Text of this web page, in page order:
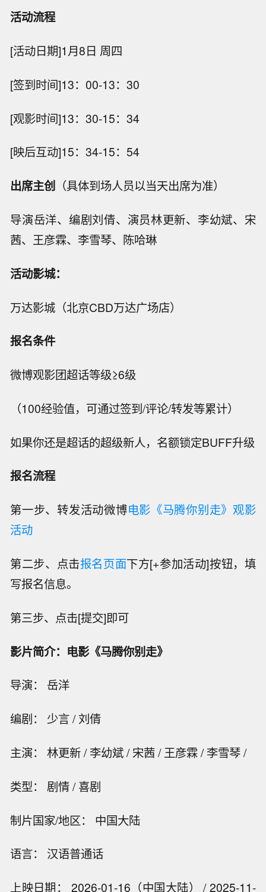
活动流程
[活动日期]1月8日 周四
[签到时间]13：00-13：30
[观影时间]13：30-15：34
[映后互动]15：34-15：54
出席主创 （具体到场人员以当天出席为准）
导演岳洋、编剧刘倩、演员林更新、李幼斌、宋
茜、王彦霖、李雪琴、陈哈琳
活动影城：
万达影城（北京CBD万达广场店）
报名条件
微博观影团超话等级≥6级
（100经验值，可通过签到/评论/转发等累计）
如果你还是超话的超级新人，名额锁定BUFF升级
报名流程
第一步、转发活动微博电影《马腾你别走》观影
活动
第二步、点击报名页面下方[+参加活动]按钮，填
写报名信息。
第三步、点击[提交]即可
影片简介：电影《马腾你别走》
导演： 岳洋
编剧： 少言 / 刘倩
主演： 林更新 / 李幼斌 / 宋茜 / 王彦霖 / 李雪琴 /
类型： 剧情 / 喜剧
制片国家/地区： 中国大陆
语言： 汉语普通话
上映日期： 2026-01-16（中国大陆） / 2025-11-